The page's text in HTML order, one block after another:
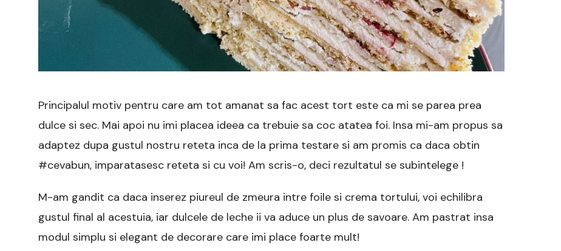
Principalul motiv pentru care am tot amanat sa fac acest tort este ca mi se parea prea
dulce si sec. Mai apoi nu imi placea ideea ca trebuie sa coc atatea foi. Insa mi-am propus sa
adaptez dupa gustul nostru reteta inca de la prima testare si am promis ca daca obtin
#cevabun, imparatasesc reteta si cu voi! Am scris-o, deci rezultatul se subintelege !
M-am gandit ca daca inserez piureul de zmeura intre foile si crema tortului, voi echilibra
gustul final al acestuia, iar dulcele de leche ii va aduce un plus de savoare. Am pastrat insa
modul simplu si elegant de decorare care imi place foarte mult!